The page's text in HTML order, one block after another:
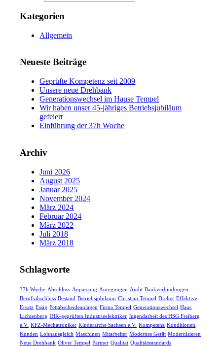
Kategorien
Allgemein
Neueste Beiträge
Geprüfte Kompetenz seit 2009
Unsere neue Drehbank
Generationswechsel im Hause Tempel
Wir haben unser 45-jähriges Betriebsjubiläum
gefeiert
Einführung der 37h Woche
Archiv
Juni 2026
August 2025
Januar 2025
November 2024
März 2024
Februar 2024
März 2022
Juli 2018
März 2018
Schlagworte
37h Woche Abschluss Anpassung Anregungen Audit Bankverbindungen
Berufsabschluss Bestand Betriebsjubiläum Christian Tempel Dreher Effektive
Ersatz Essig Fettabscheideanlagen Firma Tempel Generationswechsel Haus
Lichtenberg IHK-geprüften Industrieelektriker Jugendarbeit des HSG Freiberg
e.V. KFZ-Mechatroniker Kinderarche Sachsen e.V. Kompetenz Konditionen
Kunden Lohnausgleich Maschinen Mitarbeiter Modernes Gerät Modernisieren
Neue Drehbank Oliver Tempel Partner Qualität Qualitätsstandards